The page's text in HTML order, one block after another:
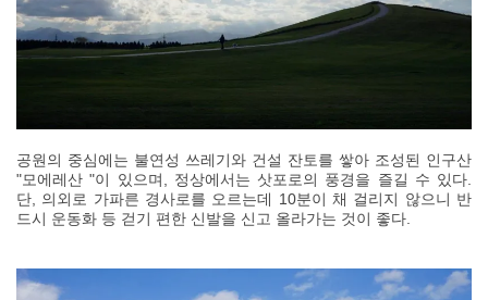
공원의 중심에는 불연성 쓰레기와 건설 잔토를 쌓아 조성된 인구산
"모에레산 "이 있으며, 정상에서는 삿포로의 풍경을 즐길 수 있다.
단, 의외로 가파른 경사로를 오르는데 10분이 채 걸리지 않으니 반
드시 운동화 등 걷기 편한 신발을 신고 올라가는 것이 좋다.